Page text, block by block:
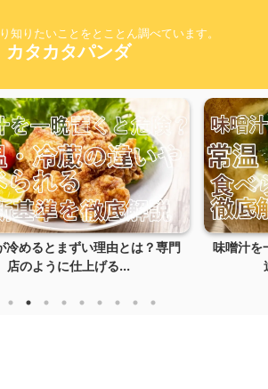
知りたいことをとことん調べています。
カタカタパンダ
味噌汁を一晩置くと危険？常温・冷蔵の
違いや食べられる判...